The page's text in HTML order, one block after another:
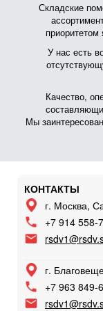
Складские
У нас есть
Качество,
Мы
КОНТАКТЫ
г. Москва,
+7 914 558-
г.
+7 963 849-